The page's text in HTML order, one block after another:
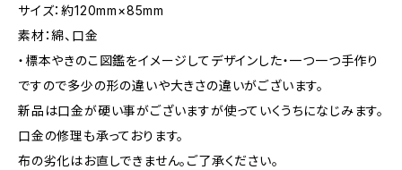
サイズ：約120mm×85mm
素材：綿、口金
・標本やきのこ図鑑をイメージしてデザインした・一つ一つ手作り
ですので多少の形の違いや大きさの違いがございます。
新品は口金が硬い事がございますが使っていくうちになじみます。
口金の修理も承っております。
布の劣化はお直しできません。ご了承ください。